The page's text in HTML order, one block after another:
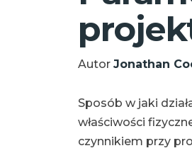
Autor Jonathan
Sposób w jaki
właściwości
czynnikiem przy